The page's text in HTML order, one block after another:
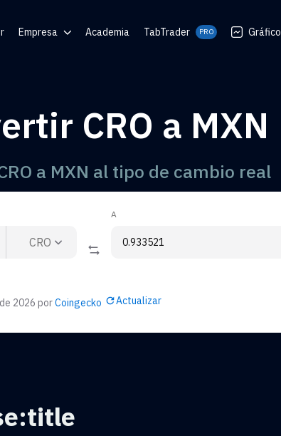
Empresa Academia TabTrader PRO Gráfico
CRO a MXN
a MXN al tipo de cambio real
CRO
A
2026 porCoingecko Actualizar